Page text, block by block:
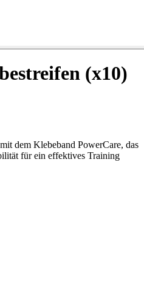
(x10)
dem Klebeband PowerCare, das
für ein effektives Training